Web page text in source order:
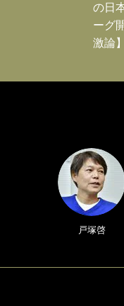
の日
ーグ
激論
戸塚啓